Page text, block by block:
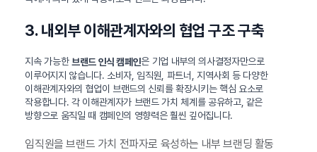
3. 내외부 이해관계자와의 협업 구조 구축
지속 가능한브랜드 인식 캠페인은 기업 내부의 의사결정자만으로
이루어지지 않습니다. 소비자, 임직원, 파트너, 지역사회 등 다양한
이해관계자와의 협업이 브랜드의 신뢰를 확장시키는 핵심 요소로
작용합니다. 각 이해관계자가 브랜드 가치 체계를 공유하고, 같은
방향으로 움직일 때 캠페인의 영향력은 훨씬 깊어집니다.
임직원을 브랜드 가치 전파자로 육성하는 내부 브랜딩 활동